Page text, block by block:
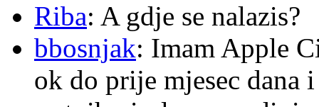
Riba: A gdje se nalazis?
bbosnjak: Imam Apple
ok do prije mjesec dana